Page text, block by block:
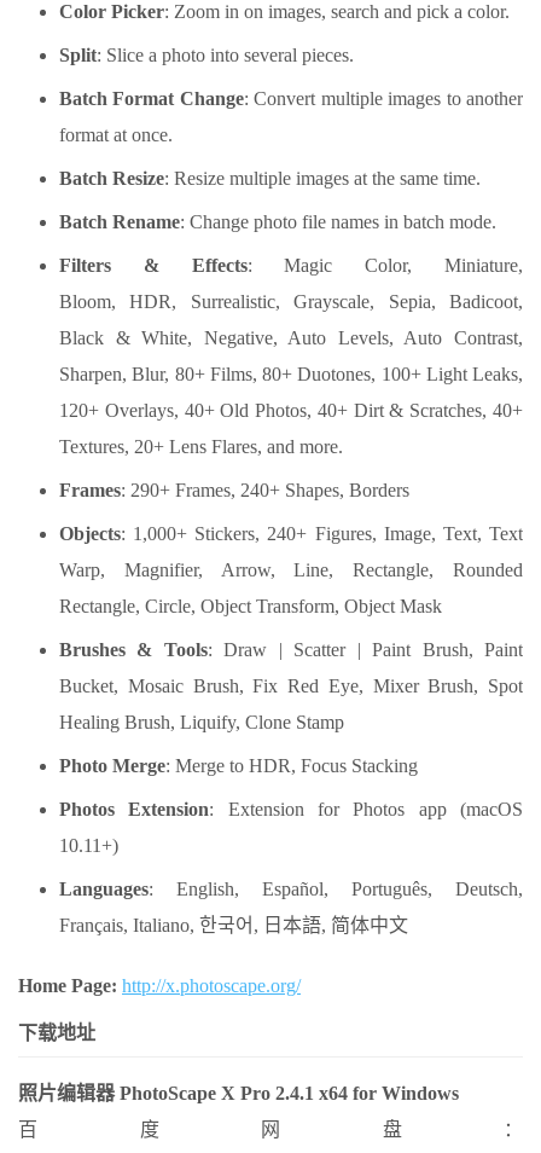
Color Picker: Zoom in on images, search and pick a color.
Split: Slice a photo into several pieces.
Batch Format Change: Convert multiple images to another
format at once.
Batch Resize: Resize multiple images at the same time.
Batch Rename: Change photo file names in batch mode.
Filters & Effects: Magic Color, Miniature,
Bloom, HDR, Surrealistic, Grayscale, Sepia, Badicoot,
Black & White, Negative, Auto Levels, Auto Contrast,
Sharpen, Blur, 80+ Films, 80+ Duotones, 100+ Light Leaks,
120+ Overlays, 40+ Old Photos, 40+ Dirt & Scratches, 40+
Textures, 20+ Lens Flares, and more.
Frames: 290+ Frames, 240+ Shapes, Borders
Objects: 1,000+ Stickers, 240+ Figures, Image, Text, Text
Warp, Magnifier, Arrow, Line, Rectangle, Rounded
Rectangle, Circle, Object Transform, Object Mask
Brushes & Tools: Draw | Scatter | Paint Brush, Paint
Bucket, Mosaic Brush, Fix Red Eye, Mixer Brush, Spot
Healing Brush, Liquify, Clone Stamp
Photo Merge: Merge to HDR, Focus Stacking
Photos Extension: Extension for Photos app (macOS
10.11+)
Languages: English, Español, Português, Deutsch,
Français, Italiano, 한국어, 日本語, 简体中文
Home Page: http://x.photoscape.org/
下载地址
照片编辑器 PhotoScape X Pro 2.4.1 x64 for Windows
百度网盘：